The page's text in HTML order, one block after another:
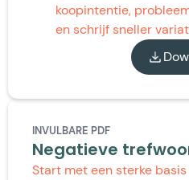
koopintentie,
en schrijf sneller
INVULBARE PDF
Negatieve
Start met een sterke